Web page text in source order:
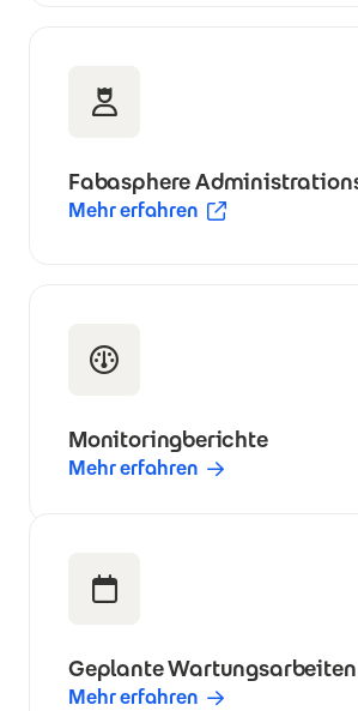
Fabasphere
Mehr erfahren
(Öffnet in neuem Fenster)
Monitoringberichte
Mehr erfahren
Geplante Wartungsarbeiten
Mehr erfahren